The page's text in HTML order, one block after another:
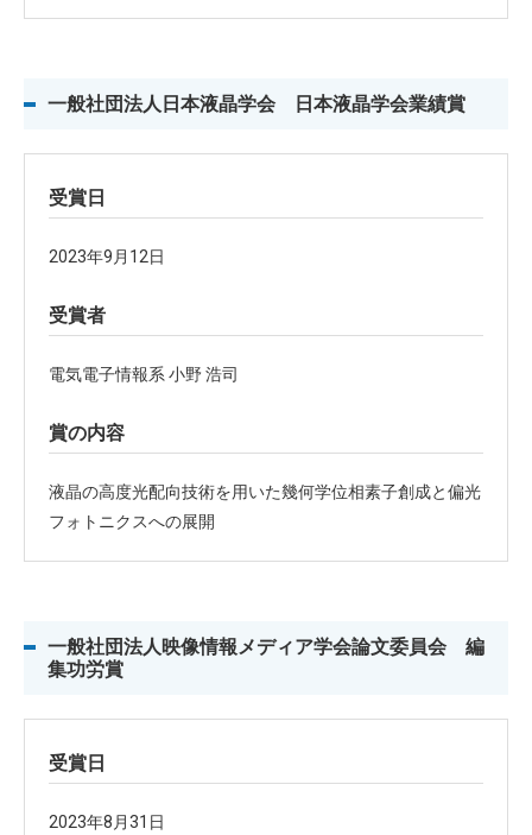
一般社団法人日本液晶学会 日本液晶学会業績賞
受賞日
2023年9月12日
受賞者
電気電子情報系 小野 浩司
賞の内容
液晶の高度光配向技術を用いた幾何学位相素子創成と偏光
フォトニクスへの展開
一般社団法人映像情報メディア学会論文委員会 編
集功労賞
受賞日
2023年8月31日